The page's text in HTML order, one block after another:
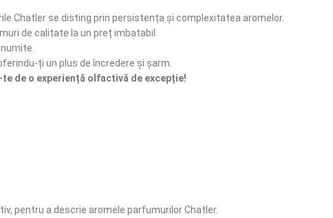
Chatler se disting prin persistența și complexitatea aromelor.
de calitate la un preț imbatabil.
ți un plus de încredere și șarm.
de o experiență olfactivă de excepție!
pentru a descrie aromele parfumurilor Chatler.